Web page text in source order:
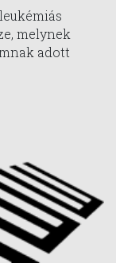
melynek
adott